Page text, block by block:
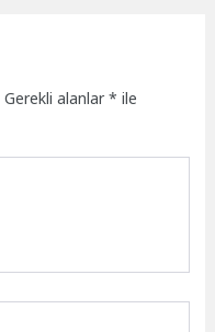
Gerekli alanlar* ile